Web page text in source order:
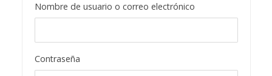
Nombre de usuario o correo electrónico
Contraseña